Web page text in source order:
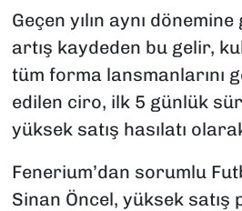
Geçen yılın aynı
artış kaydeden bu gelir,
tüm forma lansmanlarını
edilen ciro, ilk 5 günlük
yüksek satış hasılatı
Fenerium’dan sorumlu
Sinan Öncel, yüksek satış